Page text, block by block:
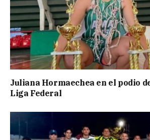
Juliana Hormaechea en el podio
Liga Federal